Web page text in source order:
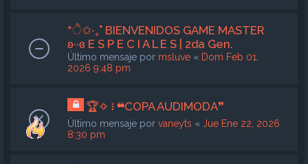
*ੈ✩‧₊˚ BIENVENIDOS GAME MASTER
ʚ··ɞ E S P E C I A L E S | 2da Gen.
Último mensaje por msluve « Dom Feb 01,
2026 9:48 pm
🏆✧ ፧ ❝COPA AUDIMODA❞
Último mensaje por vaneyts « Jue Ene 22, 2026
8:30 pm